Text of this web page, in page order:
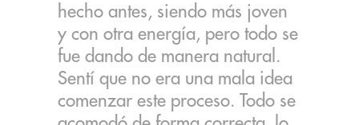
hecho antes, siendo más joven
y con otra energía, pero todo se
fue dando de manera natural.
Sentí que no era una mala idea
comenzar este proceso. Todo se